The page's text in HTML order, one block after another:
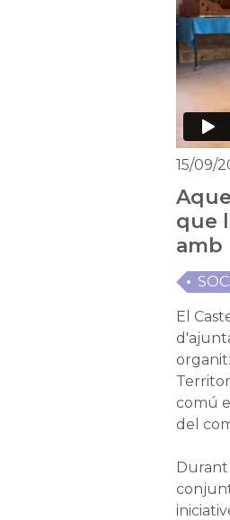
15/09/
que
amb
El
comú
del
Durant